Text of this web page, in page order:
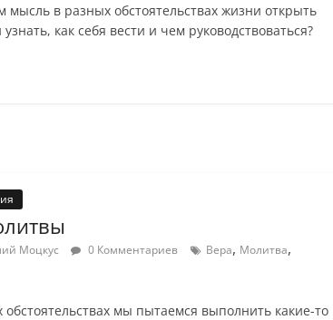
мысль в разных обстоятельствах жизни открыть
как себя вести и чем руководствоваться?
Моцкус 0 Комментариев Вера, Молитва,
обстоятельствах мы пытаемся выполнить какие-то